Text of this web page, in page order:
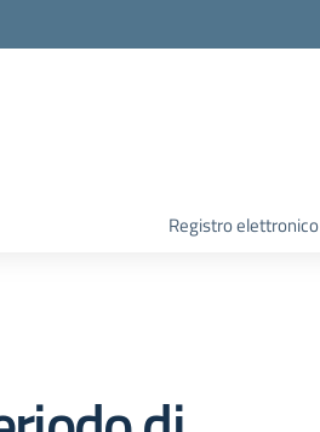
Registro elettronico